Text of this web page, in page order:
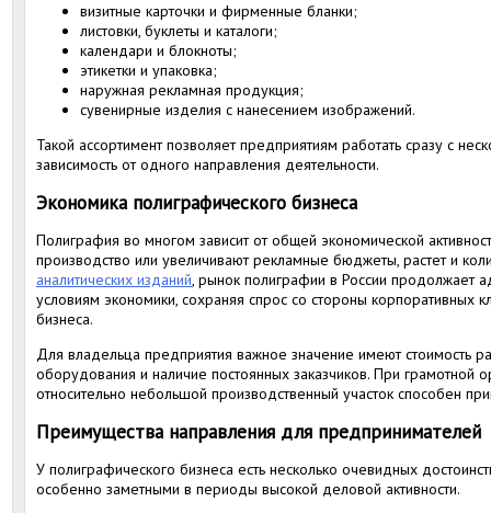
визитные карточки и фирменные бланки;
листовки, буклеты и каталоги;
календари и блокноты;
этикетки и упаковка;
наружная рекламная продукция;
сувенирные изделия с нанесением изображений.
Такой ассортимент позволяет предприятиям работать сразу с
зависимость от одного направления деятельности.
Экономика полиграфического бизнеса
Полиграфия во многом зависит от общей экономической
производство или увеличивают рекламные бюджеты, растет и
аналитических изданий, рынок полиграфии в России продолжает
условиям экономики, сохраняя спрос со стороны корпоративных
бизнеса.
Для владельца предприятия важное значение имеют стоимость
оборудования и наличие постоянных заказчиков. При грамотной
относительно небольшой производственный участок способен
Преимущества направления для предпринимателей
У полиграфического бизнеса есть несколько очевидных
особенно заметными в периоды высокой деловой активности.